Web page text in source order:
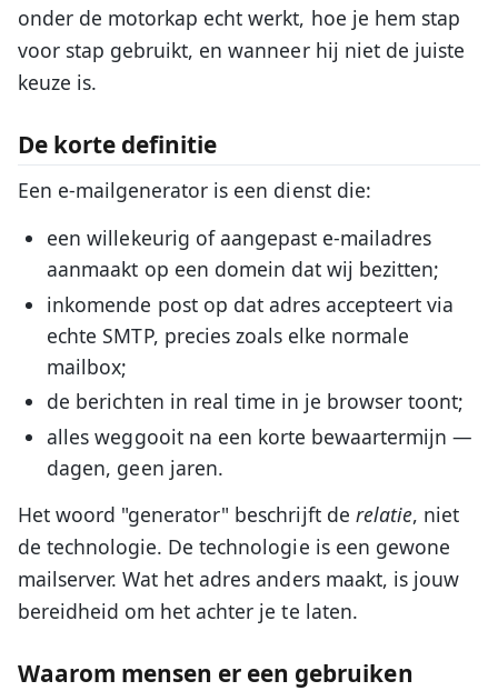
onder de motorkap echt werkt, hoe je hem stap
voor stap gebruikt, en wanneer hij niet de juiste
keuze is.
De korte definitie
Een e-mailgenerator is een dienst die:
een willekeurig of aangepast e-mailadres
aanmaakt op een domein dat wij bezitten;
inkomende post op dat adres accepteert via
echte SMTP, precies zoals elke normale
mailbox;
de berichten in real time in je browser toont;
alles weggooit na een korte bewaartermijn —
dagen, geen jaren.
Het woord "generator" beschrijft de relatie, niet
de technologie. De technologie is een gewone
mailserver. Wat het adres anders maakt, is jouw
bereidheid om het achter je te laten.
Waarom mensen er een gebruiken